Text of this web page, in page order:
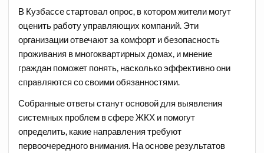
В Кузбассе стартовал опрос, в котором жители могут
оценить работу управляющих компаний. Эти
организации отвечают за комфорт и безопасность
проживания в многоквартирных домах, и мнение
граждан поможет понять, насколько эффективно они
справляются со своими обязанностями.
Собранные ответы станут основой для выявления
системных проблем в сфере ЖКХ и помогут
определить, какие направления требуют
первоочередного внимания. На основе результатов